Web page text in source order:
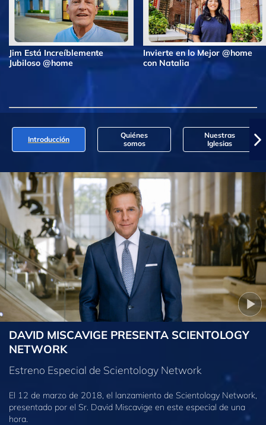
Jim Está Increíblemente
Jubiloso @home
Invierte en lo Mejor @home
con Natalia
Introducción
Quiénes
somos
Nuestras
Iglesias
DAVID MISCAVIGE PRESENTA SCIENTOLOGY
NETWORK
Estreno Especial de Scientology Network
El 12 de marzo de 2018, el lanzamiento de Scientology Network,
presentado por el Sr. David Miscavige en este especial de una
hora.